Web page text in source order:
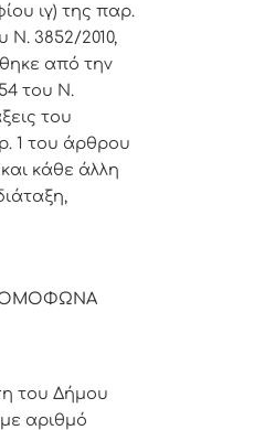
ιγ) της παρ.
Ν. 3852/2010,
από την
του Ν.
του
1 του άρθρου
κάθε άλλη
ΟΜΟΦΩΝΑ
του Δήμου
αριθμό